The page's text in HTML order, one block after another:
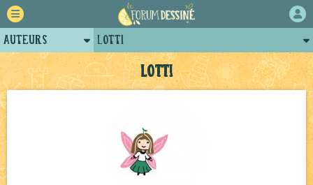
Lotti
Auteurs
Retour
Forum
Projets
Tutoriels
Lotti
Posts de lotti